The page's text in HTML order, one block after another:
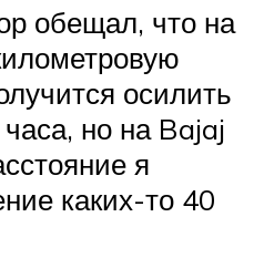
обещал, что на
осилить
но на Bajaj
я
каких-то 40